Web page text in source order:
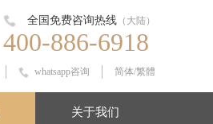
全国免费咨询热线 （大陆）
400-886-6918
whatsapp咨询 简体/繁體
关于我们